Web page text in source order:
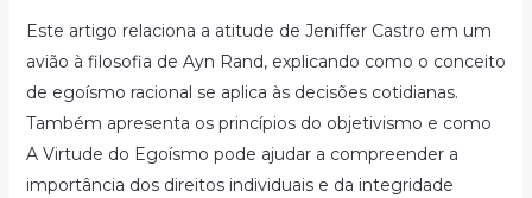
Este artigo relaciona a atitude de Jeniffer Castro em um
avião à filosofia de Ayn Rand, explicando como o conceito
de egoísmo racional se aplica às decisões cotidianas.
Também apresenta os princípios do objetivismo e como
A Virtude do Egoísmo pode ajudar a compreender a
importância dos direitos individuais e da integridade